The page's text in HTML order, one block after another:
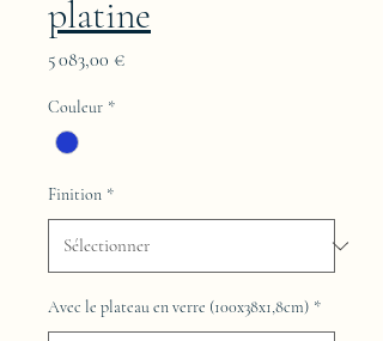
platine
5 083,00 €Prix
Couleur *
Finition *
Avec le plateau en verre (100x38x1,8cm) *